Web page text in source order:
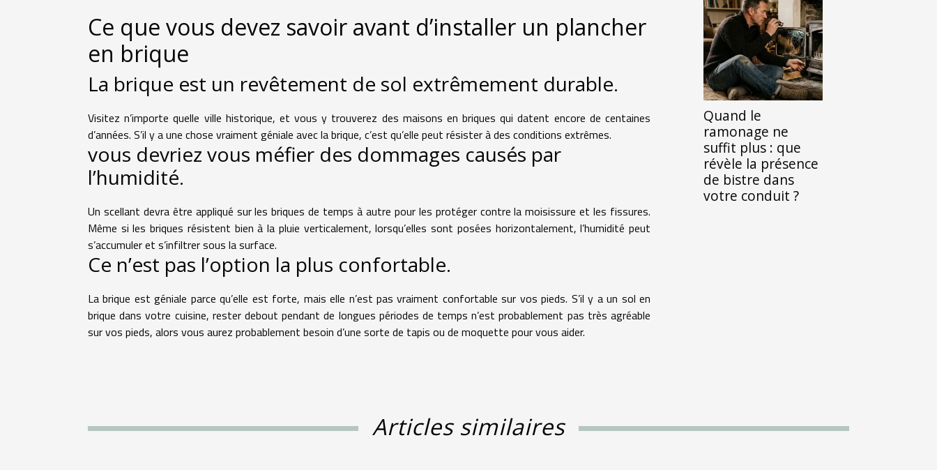
Ce que vous devez savoir avant d’installer un plancher
en brique
La brique est un revêtement de sol extrêmement durable.
Visitez n’importe quelle ville historique, et vous y trouverez des maisons en briques qui datent encore de centaines
d’années. S’il y a une chose vraiment géniale avec la brique, c’est qu’elle peut résister à des conditions extrêmes.
vous devriez vous méfier des dommages causés par
l’humidité.
Un scellant devra être appliqué sur les briques de temps à autre pour les protéger contre la moisissure et les fissures.
Même si les briques résistent bien à la pluie verticalement, lorsqu’elles sont posées horizontalement, l’humidité peut
s’accumuler et s’infiltrer sous la surface.
Ce n’est pas l’option la plus confortable.
La brique est géniale parce qu’elle est forte, mais elle n’est pas vraiment confortable sur vos pieds. S’il y a un sol en
brique dans votre cuisine, rester debout pendant de longues périodes de temps n’est probablement pas très agréable
sur vos pieds, alors vous aurez probablement besoin d’une sorte de tapis ou de moquette pour vous aider.
Quand le
ramonage ne
suffit plus : que
révèle la présence
de bistre dans
votre conduit ?
Articles similaires